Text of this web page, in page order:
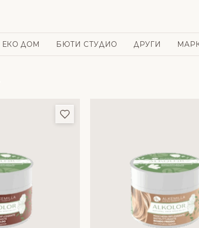
ЕКО ДОМ БЮТИ СТУДИО ДРУГИ
Добави в любими